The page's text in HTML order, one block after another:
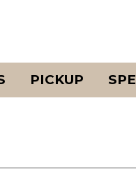
PICKUP